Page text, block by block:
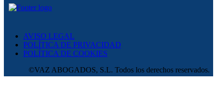
AVISO LEGAL
POLÍTICA DE PRIVACIDAD
POLÍTICA DE COOKIES
©VAZ ABOGADOS, S.L. Todos los derechos reservados.